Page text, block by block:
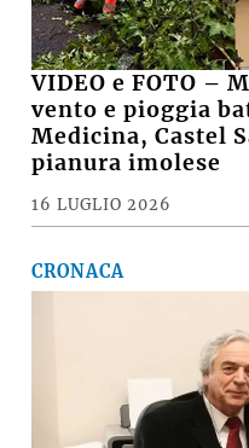
VIDEO e FOTO –
vento e pioggia
Medicina, Castel
pianura imolese
16 LUGLIO 2026
CRONACA